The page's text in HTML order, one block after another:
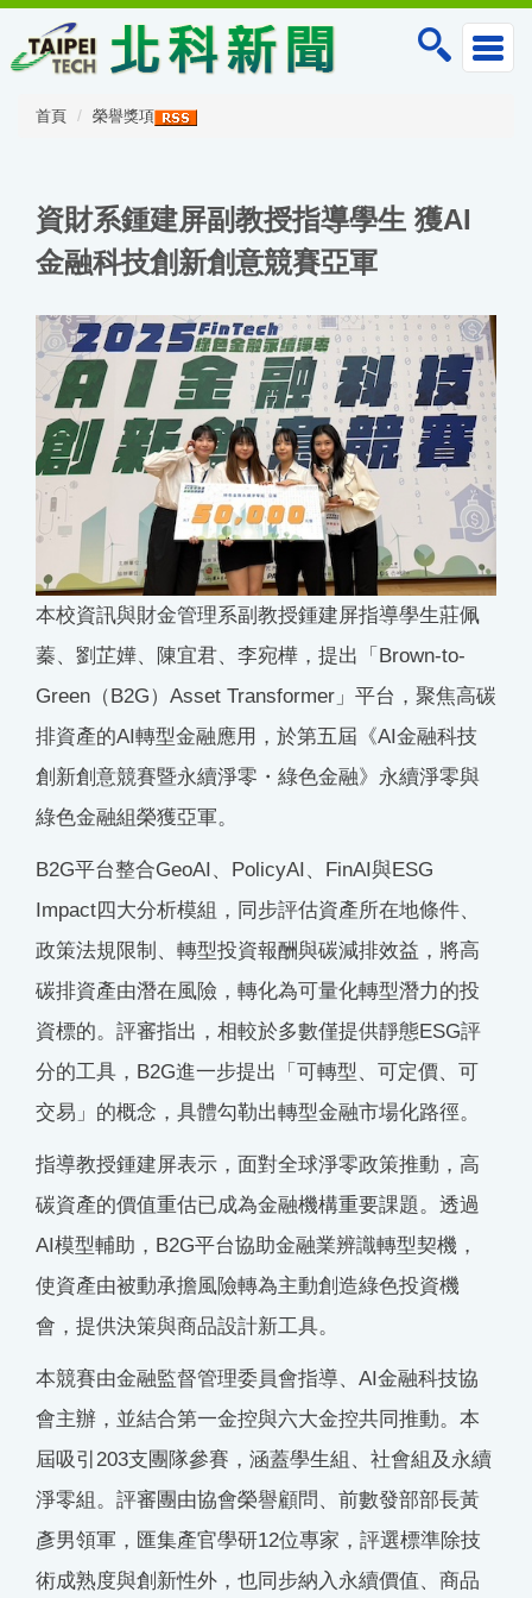
主
首頁 榮譽獎項
資財系鍾建屏副教授指導學生 獲AI
金融科技創新創意競賽亞軍
本校資訊與財金管理系副教授鍾建屏指導學生莊佩
蓁、劉芷嬅、陳宜君、李宛樺，提出「Brown-to-
Green（B2G）Asset Transformer」平台，聚焦高碳
排資產的AI轉型金融應用，於第五屆《AI金融科技
創新創意競賽暨永續淨零・綠色金融》永續淨零與
綠色金融組榮獲亞軍。
B2G平台整合GeoAI、PolicyAI、FinAI與ESG
Impact四大分析模組，同步評估資產所在地條件、
政策法規限制、轉型投資報酬與碳減排效益，將高
碳排資產由潛在風險，轉化為可量化轉型潛力的投
資標的。評審指出，相較於多數僅提供靜態ESG評
分的工具，B2G進一步提出「可轉型、可定價、可
交易」的概念，具體勾勒出轉型金融市場化路徑。
指導教授鍾建屏表示，面對全球淨零政策推動，高
碳資產的價值重估已成為金融機構重要課題。透過
AI模型輔助，B2G平台協助金融業辨識轉型契機，
使資產由被動承擔風險轉為主動創造綠色投資機
會，提供決策與商品設計新工具。
本競賽由金融監督管理委員會指導、AI金融科技協
會主辦，並結合第一金控與六大金控共同推動。本
屆吸引203支團隊參賽，涵蓋學生組、社會組及永續
淨零組。評審團由協會榮譽顧問、前數發部部長黃
彥男領軍，匯集產官學研12位專家，評選標準除技
術成熟度與創新性外，也同步納入永續價值、商品